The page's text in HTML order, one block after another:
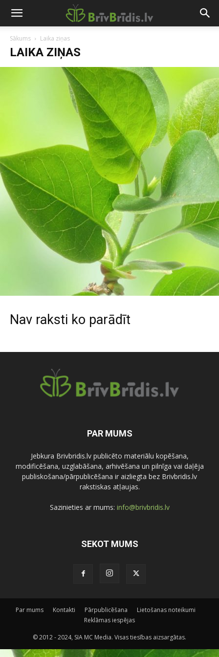
Sākums Laika ziņas
LAIKA ZIŅAS
Nav raksti ko parādīt
PAR MUMS
Jebkura Brivbridis.lv publicēto materiālu kopēšana,
modificēšana, uzglabāšana, arhivēšana un pilnīga vai daļēja
publiskošana/pārpublicēšana ir aizliegta bez Brivbridis.lv
rakstiskas atļaujas.
Sazinieties ar mums: info@brivbridis.lv
SEKOT MUMS
Par mums Kontakti Pārpublicēšana
Lietošanas noteikumi
Reklāmas iespējas
© 2012 - 2024, SIA MC Media. Visas tiesības aizsargātas.